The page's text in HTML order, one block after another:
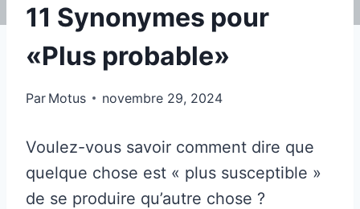
11 Synonymes pour
«Plus probable»
Par Motus novembre 29, 2024
Voulez-vous savoir comment dire que
quelque chose est « plus susceptible »
de se produire qu’autre chose ?